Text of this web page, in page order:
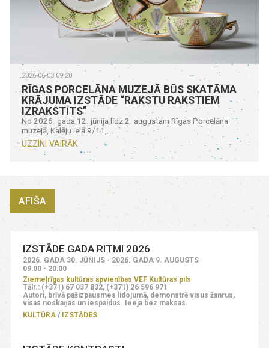
2026-06-03 09:20
RĪGAS PORCELĀNA MUZEJĀ BŪS SKATĀMA
KRĀJUMA IZSTĀDE “RAKSTU RAKSTIEM
IZRAKSTĪTS”
No 2026. gada 12. jūnija līdz 2. augustam Rīgas Porcelāna
muzejā, Kalēju ielā 9/11,...
UZZINI VAIRĀK
AFIŠA
IZSTĀDE GADA RITMI 2026
2026. GADA 30. JŪNIJS - 2026. GADA 9. AUGUSTS
09:00 - 20:00
Ziemeļrīgas kultūras apvienības VEF Kultūras pils
Tālr.: (+371) 67 037 832, (+371) 26 596 971
Autori, brīvā pašizpausmes lidojumā, demonstrē visus žanrus,
visas noskaņas un iespaidus. Ieeja bez maksas.
KULTŪRA
IZSTĀDES